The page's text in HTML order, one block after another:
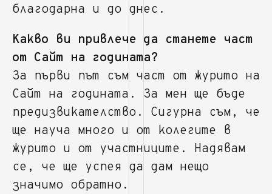
благодарна и до днес.
Какво ви привлече да станете част
от Сайт на годината?
За първи път съм част от журито на
Сайт на годината. За мен ще бъде
предизвикателство. Сигурна съм, че
ще науча много и от колегите в
журито и от участниците. Надявам
се, че ще успея да дам нещо
значимо обратно.